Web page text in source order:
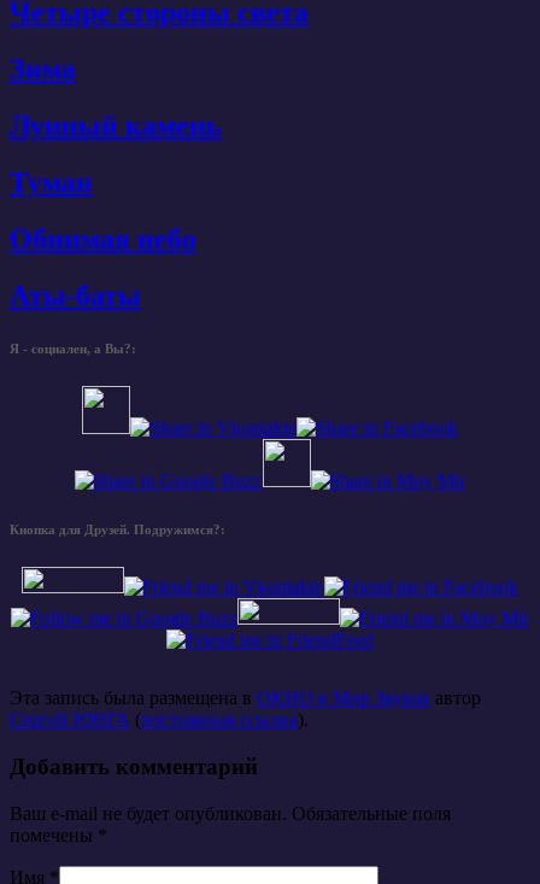
Четыре стороны света
Зима
Лунный камень
Туман
Обнимая небо
Аты-баты
Я - социален, а Вы?:
Кнопка для Друзей. Подружимся?:
Эта запись была размещена в ОКНО в Мир Звуков автор
Сергей ЮНГА (постоянная ссылка).
Добавить комментарий
Ваш e-mail не будет опубликован. Обязательные поля
помечены *
Имя *